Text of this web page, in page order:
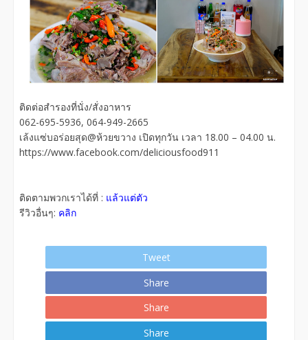
ติดต่อสำรองที่นั่ง/สั่งอาหาร
062-695-5936, 064-949-2665
เล้งแซ่บอร่อยสุด@ห้วยขวาง เปิดทุกวัน เวลา 18.00 – 04.00 น.
https://www.facebook.com/deliciousfood911
ติดตามพวกเราได้ที่ : แล้วแต่ตัว
รีวิวอื่นๆ: คลิก
Tweet
Share
Share
Share